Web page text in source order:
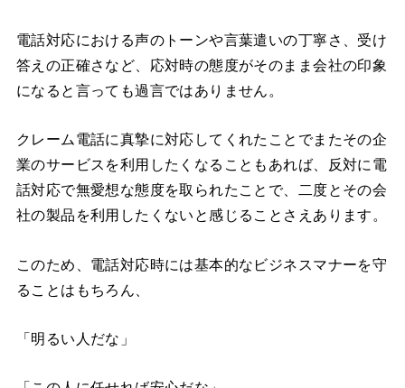
電話対応における声のトーンや言葉遣いの丁寧さ、受け
答えの正確さなど、応対時の態度がそのまま会社の印象
になると言っても過言ではありません。
クレーム電話に真摯に対応してくれたことでまたその企
業のサービスを利用したくなることもあれば、反対に電
話対応で無愛想な態度を取られたことで、二度とその会
社の製品を利用したくないと感じることさえあります。
このため、電話対応時には基本的なビジネスマナーを守
ることはもちろん、
「明るい人だな」